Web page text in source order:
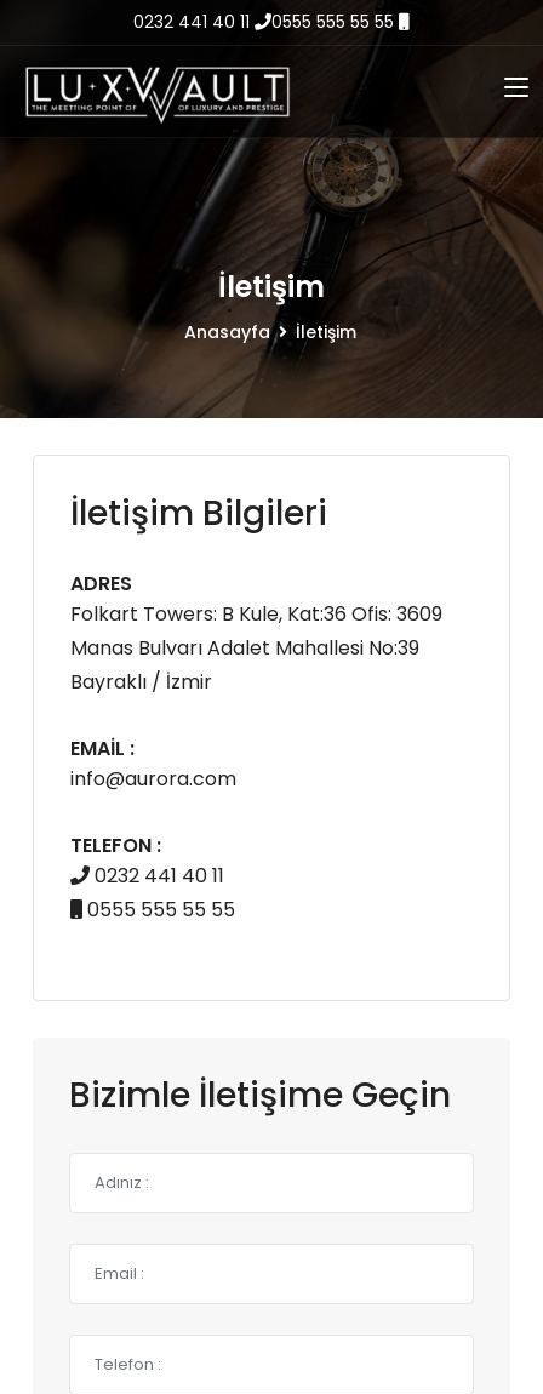
0232 441 40 11 0555 555 55 55
İletişim
Anasayfa İletişim
İletişim Bilgileri
ADRES
Folkart Towers: B Kule, Kat:36 Ofis: 3609
Manas Bulvarı Adalet Mahallesi No:39
Bayraklı / İzmir
EMAIL :
info@aurora.com
TELEFON :
0232 441 40 11
0555 555 55 55
Bizimle İletişime Geçin